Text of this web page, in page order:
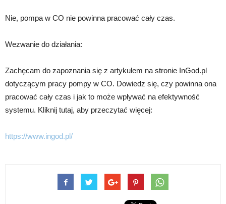
Nie, pompa w CO nie powinna pracować cały czas.
Wezwanie do działania:
Zachęcam do zapoznania się z artykułem na stronie InGod.pl
dotyczącym pracy pompy w CO. Dowiedz się, czy powinna ona
pracować cały czas i jak to może wpływać na efektywność
systemu. Kliknij tutaj, aby przeczytać więcej:
https://www.ingod.pl/